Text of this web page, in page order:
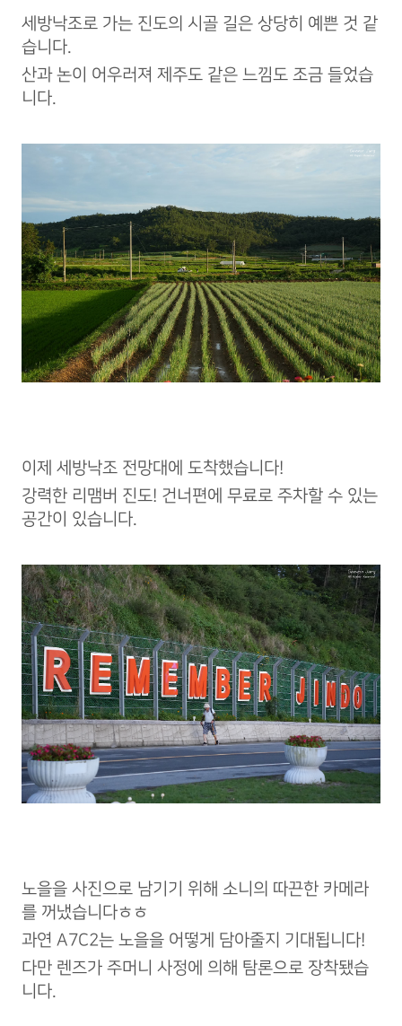
세방낙조로 가는 진도의 시골 길은 상당히 예쁜 것 같
습니다.
산과 논이 어우러져 제주도 같은 느낌도 조금 들었습
니다.
이제 세방낙조 전망대에 도착했습니다!
강력한 리맴버 진도! 건너편에 무료로 주차할 수 있는
공간이 있습니다.
노을을 사진으로 남기기 위해 소니의 따끈한 카메라
를 꺼냈습니다ㅎㅎ
과연 A7C2는 노을을 어떻게 담아줄지 기대됩니다!
다만 렌즈가 주머니 사정에 의해 탐론으로 장착됐습
니다.